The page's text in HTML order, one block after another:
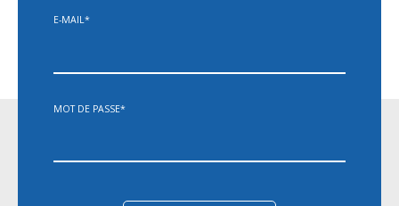
E-MAIL*
MOT DE PASSE*